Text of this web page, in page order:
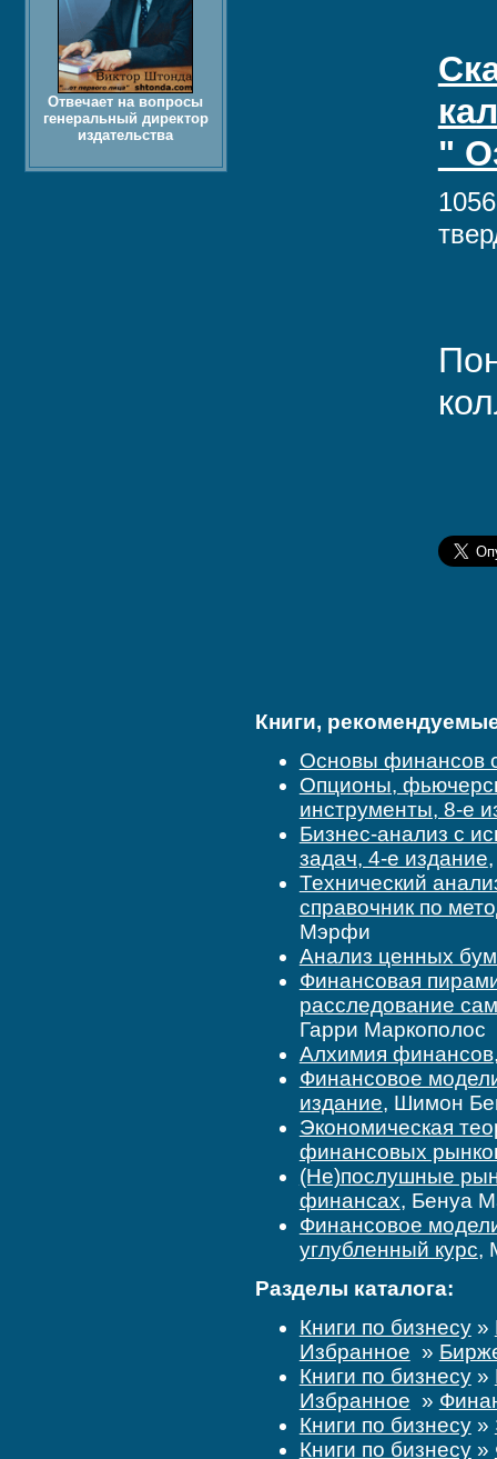
"
Книги,
Основы финансов
Опционы,
инструменты, 8-е
Бизнес-анализ с
задач, 4-е издание
Технический
справочник по
Мэрфи
Анализ ценных
Финансовая
расследование
Гарри Маркополос
Алхимия финансов
Финансовое
издание, Шимон
Экономическая
финансовых
(Не)послушные
финансах, Бенуа
Финансовое
углубленный курс,
Разделы каталога:
Книги по бизнесу»
Избранное »
Книги по бизнесу»
Избранное »
Книги по бизнесу»
Книги по бизнесу»
Отвечает на вопросы
генеральный директор
издательства